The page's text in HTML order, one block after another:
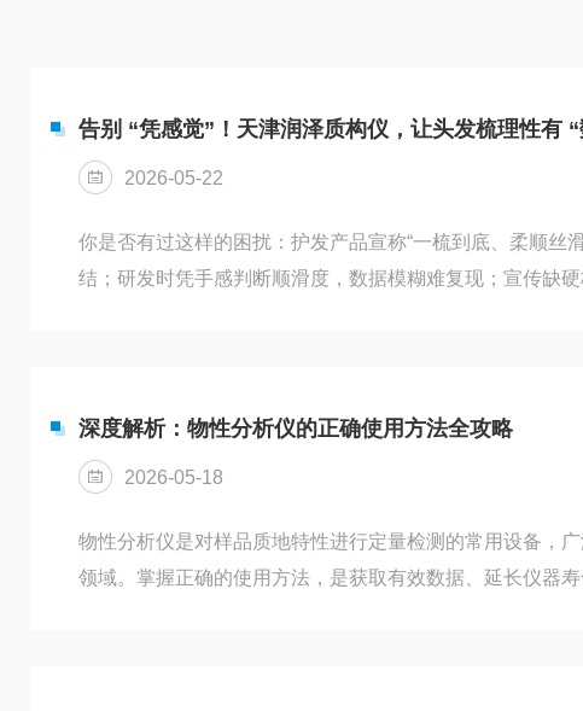
告别 “凭感觉”！天津润泽质构仪，让头发梳理性有
2026-05-22
你是否有过这样的困扰：护发产品宣称“一梳到底、柔顺丝
结；研发时凭手感判断顺滑度，数据模糊难复现；宣传缺
准”！一、为什么头发梳理性，必须“测”出来？头发的梳理
验...
深度解析：物性分析仪的正确使用方法全攻略
2026-05-18
物性分析仪是对样品质地特性进行定量检测的常用设备，
领域。掌握正确的使用方法，是获取有效数据、延长仪器